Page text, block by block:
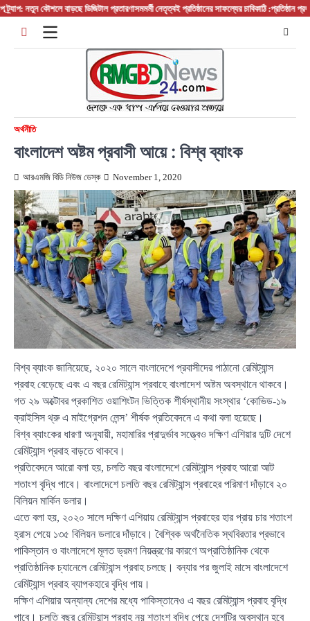
Skip
নতুন কৌশলে বাড়ছে ডিজিটাল প্রতারণাসমমর্মী নেতৃত্বই প্রতিষ্ঠানের সাফল্যের চাবিকাঠি :প্রতিষ্ঠান প্রধান/
অর্থনীতি
বাংলাদেশ অষ্টম প্রবাসী আয়ে : বিশ্ব ব্যাংক
আরএমজি বিডি নিউজ ডেস্ক November 1, 2020
বিশ্ব ব্যাংক জানিয়েছে, ২০২০ সালে বাংলাদেশে প্রবাসীদের পাঠানো রেমিট্যান্স
প্রবাহ বেড়েছে এবং এ বছর রেমিট্যান্স প্রবাহে বাংলাদেশ অষ্টম অবস্থানে থাকবে।
গত ২৯ অক্টোবর প্রকাশিত ওয়াশিংটন ভিত্তিক শীর্ষস্থানীয় সংস্থার ‘কোভিড-১৯
ক্রাইসিস থ্রু এ মাইগ্রেশন লেন্স’ শীর্ষক প্রতিবেদনে এ কথা বলা হয়েছে।
বিশ্ব ব্যাংকের ধারণা অনুযায়ী, মহামারির প্রাদুর্ভাব সত্ত্বেও দক্ষিণ এশিয়ার দুটি দেশে
রেমিট্যান্স প্রবাহ বাড়তে থাকবে।
প্রতিবেদনে আরো বলা হয়, চলতি বছর বাংলাদেশে রেমিট্যান্স প্রবাহ আরো আট
শতাংশ বৃদ্ধি পাবে। বাংলাদেশে চলতি বছর রেমিট্যান্স প্রবাহের পরিমাণ দাঁড়াবে ২০
বিলিয়ন মার্কিন ডলার।
এতে বলা হয়, ২০২০ সালে দক্ষিণ এশিয়ায় রেমিট্যান্স প্রবাহের হার প্রায় চার শতাংশ
হ্রাস পেয়ে ১৩৫ বিলিয়ন ডলারে দাঁড়াবে। বৈশ্বিক অর্থনৈতিক স্থবিরতার প্রভাবে
পাকিস্তান ও বাংলাদেশে মূলত ভ্রমণ নিয়ন্ত্রণের কারণে অপ্রাতিষ্ঠানিক থেকে
প্রাতিষ্ঠানিক চ্যানেলে রেমিট্যান্স প্রবাহ চলছে। বন্যার পর জুলাই মাসে বাংলাদেশে
রেমিট্যান্স প্রবাহ ব্যাপকহারে বৃদ্ধি পায়।
দক্ষিণ এশিয়ার অন্যান্য দেশের মধ্যে পাকিস্তানেও এ বছর রেমিট্যান্স প্রবাহ বৃদ্ধি
পাবে। চলতি বছর রেমিট্যান্স প্রবাহ নয় শতাংশ বৃদ্ধি পেয়ে দেশটির অবস্থান হবে